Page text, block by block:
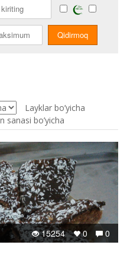
Layklar bo’yicha
sanasi bo’yicha
0
0
15254